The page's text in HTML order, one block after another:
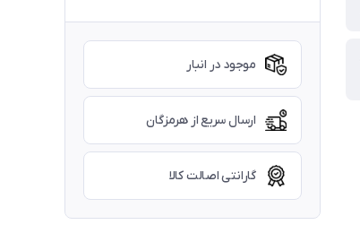
موجود در انبار
ارسال سریع از هرمزگان
گارانتی اصالت کالا